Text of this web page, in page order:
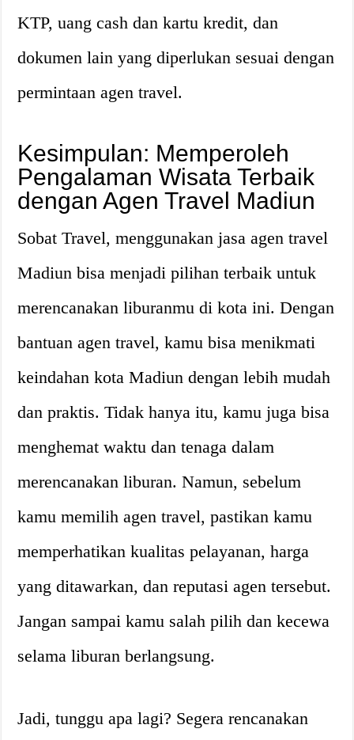
KTP, uang cash dan kartu kredit, dan
dokumen lain yang diperlukan sesuai dengan
permintaan agen travel.
Kesimpulan: Memperoleh
Pengalaman Wisata Terbaik
dengan Agen Travel Madiun
Sobat Travel, menggunakan jasa agen travel
Madiun bisa menjadi pilihan terbaik untuk
merencanakan liburanmu di kota ini. Dengan
bantuan agen travel, kamu bisa menikmati
keindahan kota Madiun dengan lebih mudah
dan praktis. Tidak hanya itu, kamu juga bisa
menghemat waktu dan tenaga dalam
merencanakan liburan. Namun, sebelum
kamu memilih agen travel, pastikan kamu
memperhatikan kualitas pelayanan, harga
yang ditawarkan, dan reputasi agen tersebut.
Jangan sampai kamu salah pilih dan kecewa
selama liburan berlangsung.
Jadi, tunggu apa lagi? Segera rencanakan